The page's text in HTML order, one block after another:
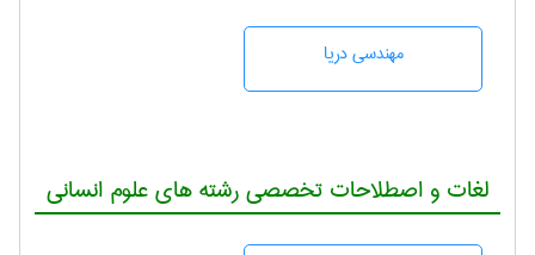
مهندسی دریا
لغات و اصطلاحات تخصصی رشته های علوم انسانی